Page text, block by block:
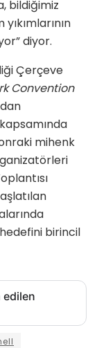
bildiğimiz
diyor.
Çerçeve
Convention
mihenk
birincil
edilen